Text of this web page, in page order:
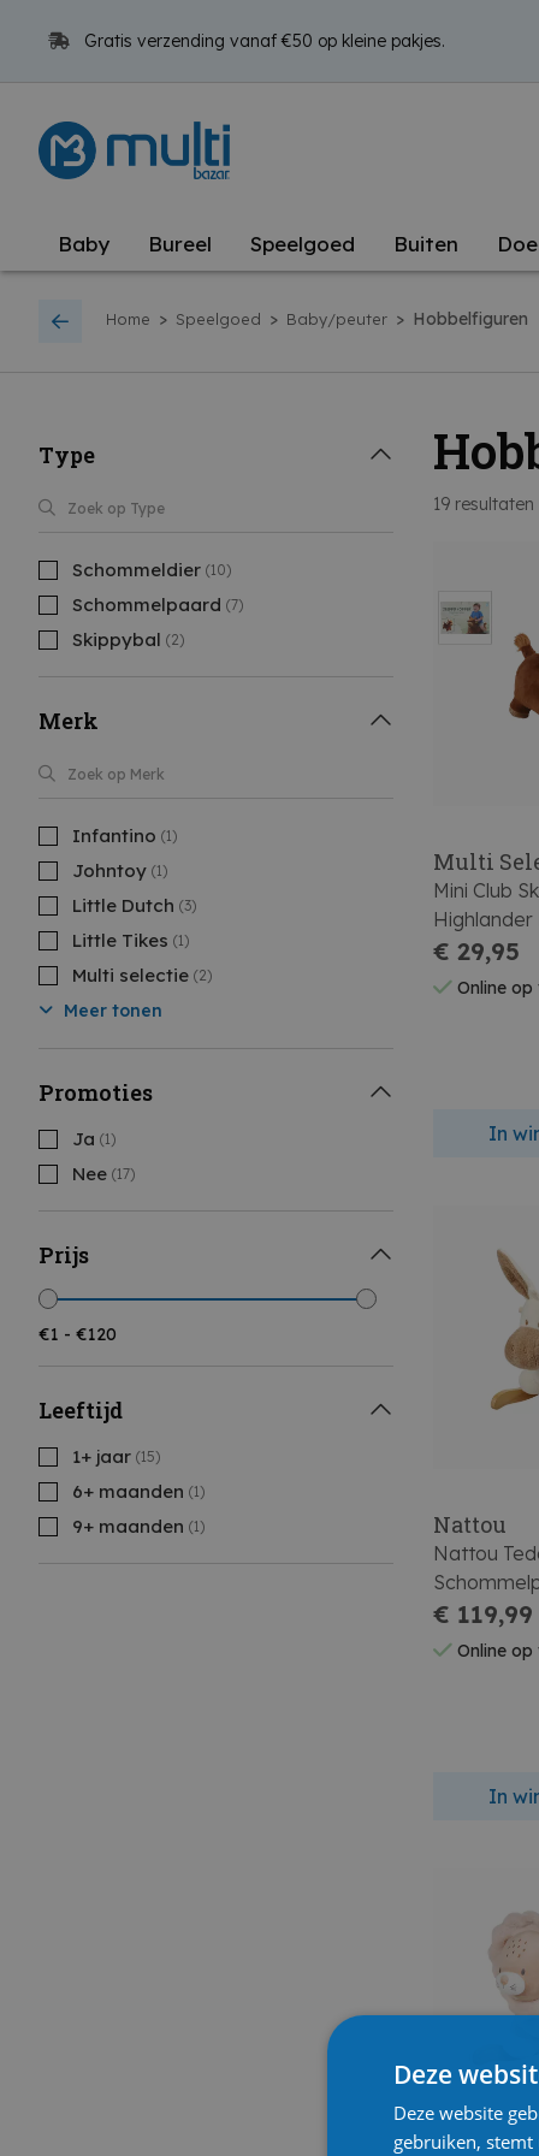
Gratis verzending vanaf €50 op kleine pakjes.
Baby Bureel Speelgoed Buiten
Home > Speelgoed > Baby/peuter > Hobbelfiguren
Type
Schommeldier (10)
Schommelpaard (7)
Skippybal (2)
Merk
Infantino (1)
Johntoy (1)
Little Dutch (3)
Little Tikes (1)
Multi selectie (2)
Meer tonen
Promoties
Ja (1)
Nee (17)
Prijs
Leeftijd
1+ jaar (15)
6+ maanden (1)
9+ maanden (1)
19 resultaten
Multi
Mini Club
Highlander
€ 29,95
Online
In
Nattou
Nattou
€ 119,99
Online
In
Deze
Deze website
gebruiken,